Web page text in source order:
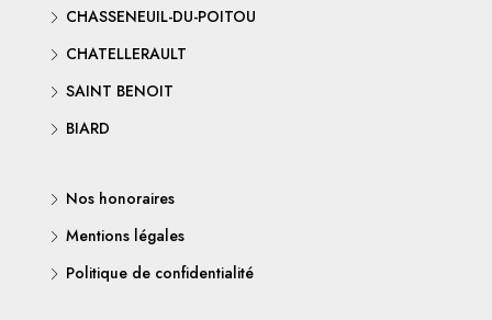
CHASSENEUIL-DU-POITOU
CHATELLERAULT
SAINT BENOIT
BIARD
Nos honoraires
Mentions légales
Politique de confidentialité